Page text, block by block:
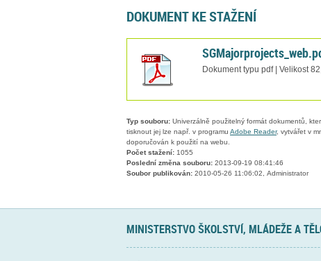
DOKUMENT KE STAŽENÍ
Dokument typu pdf | Velikost
Typ souboru: Univerzálně použitelný formát dokumentů,
tisknout jej lze např. v programu Adobe Reader, vytvářet v
doporučován k použití na webu.
Počet stažení: 1055
Poslední změna souboru: 2013-09-19 08:41:46
Soubor publikován: 2010-05-26 11:06:02, Administrator
MINISTERSTVO ŠKOLSTVÍ, MLÁDEŽE A